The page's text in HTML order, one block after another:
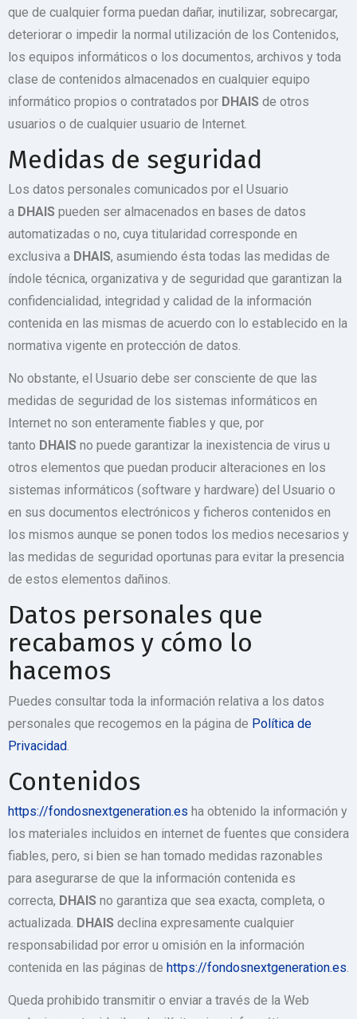
que de cualquier forma puedan dañar, inutilizar, sobrecargar,
deteriorar o impedir la normal utilización de los Contenidos,
los equipos informáticos o los documentos, archivos y toda
clase de contenidos almacenados en cualquier equipo
informático propios o contratados por DHAIS de otros
usuarios o de cualquier usuario de Internet.
Medidas de seguridad
Los datos personales comunicados por el Usuario
a DHAIS pueden ser almacenados en bases de datos
automatizadas o no, cuya titularidad corresponde en
exclusiva a DHAIS, asumiendo ésta todas las medidas de
índole técnica, organizativa y de seguridad que garantizan la
confidencialidad, integridad y calidad de la información
contenida en las mismas de acuerdo con lo establecido en la
normativa vigente en protección de datos.
No obstante, el Usuario debe ser consciente de que las
medidas de seguridad de los sistemas informáticos en
Internet no son enteramente fiables y que, por
tanto DHAIS no puede garantizar la inexistencia de virus u
otros elementos que puedan producir alteraciones en los
sistemas informáticos (software y hardware) del Usuario o
en sus documentos electrónicos y ficheros contenidos en
los mismos aunque se ponen todos los medios necesarios y
las medidas de seguridad oportunas para evitar la presencia
de estos elementos dañinos.
Datos personales que
recabamos y cómo lo
hacemos
Puedes consultar toda la información relativa a los datos
personales que recogemos en la página de Política de
Privacidad
Contenidos
https://fondosnextgeneration.es ha obtenido la información y
los materiales incluidos en internet de fuentes que considera
fiables, pero, si bien se han tomado medidas razonables
para asegurarse de que la información contenida es
correcta, DHAIS no garantiza que sea exacta, completa, o
actualizada. DHAIS declina expresamente cualquier
responsabilidad por error u omisión en la información
contenida en las páginas de https://fondosnextgeneration.es.
Queda prohibido transmitir o enviar a través de la Web